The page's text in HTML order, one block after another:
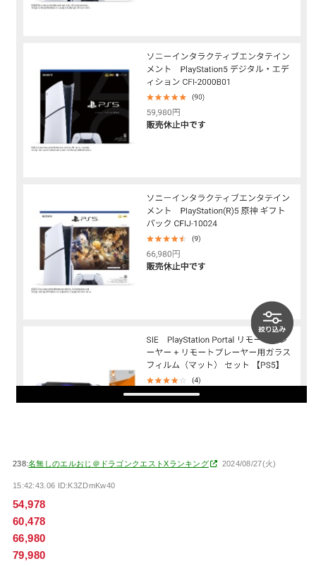
238:名無しのエルおじ＠ドラゴンクエストXランキング 2024/08/27(火)
15:42:43.06 ID:K3ZDmKw40
54,978
60,478
66,980
79,980